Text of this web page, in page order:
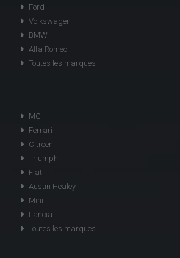
Ford
Volkswagen
BMW
Alfa Roméo
Toutes les marques
MG
Ferrari
Citroen
Triumph
Fiat
Austin Healey
Mini
Lancia
Toutes les marques